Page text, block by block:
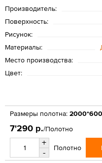
Производитель:
Поверхность:
Рисунок:
Материалы:
Место производства:
Цвет:
Размеры полотна:
7'290 р./Полотно
+
-
Полотно